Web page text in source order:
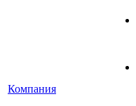
Компания